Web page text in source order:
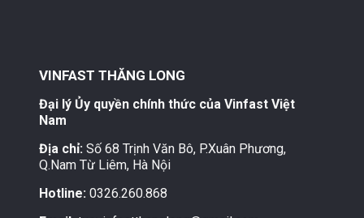
VINFAST THĂNG LONG
Đại lý Ủy quyền chính thức của Vinfast Việt
Nam
Địa chỉ: Số 68 Trịnh Văn Bô, P.Xuân Phương,
Q.Nam Từ Liêm, Hà Nội
Hotline: 0326.260.868